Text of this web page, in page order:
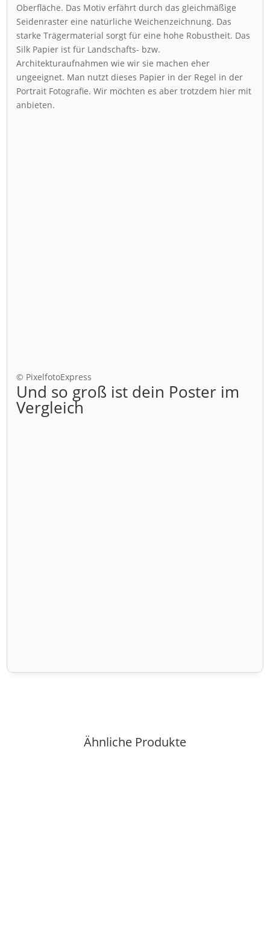
Oberfläche. Das Motiv erfährt durch das gleichmäßige
Seidenraster eine natürliche Weichenzeichnung. Das
starke Trägermaterial sorgt für eine hohe Robustheit. Das
Silk Papier ist für Landschafts- bzw.
Architekturaufnahmen wie wir sie machen eher
ungeeignet. Man nutzt dieses Papier in der Regel in der
Portrait Fotografie. Wir möchten es aber trotzdem hier mit
anbieten.
© PixelfotoExpress
Und so groß ist dein Poster im
Vergleich
Ähnliche Produkte